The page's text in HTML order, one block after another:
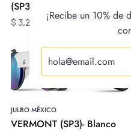
(SP3)
$ 3,220.00 MXN
VERMONT
(SP3)-
Blanco
JULBO MÉXICO
VERMONT (SP3)- Blanco
¡Recibe un 10% de